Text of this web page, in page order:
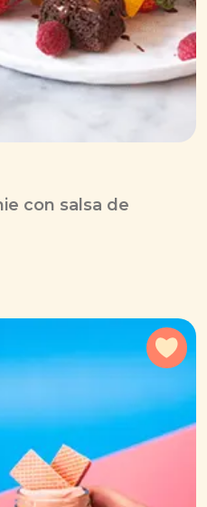
con salsa de